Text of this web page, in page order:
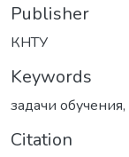
Publisher
КНТУ
Keywords
задачи обучения,
Citation